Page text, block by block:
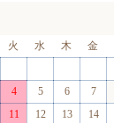
火 水 木 金
4 5 6 7
11 12 13 14